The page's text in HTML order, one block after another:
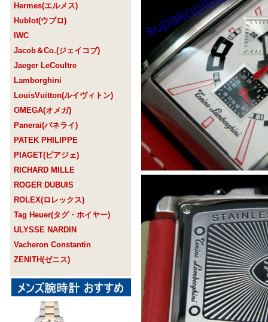
Hermes(エルメス)
Hublot(ウブロ)
IWC
Jacob＆Co.(ジェイコブ)
Jaeger LeCoultre
Lamborghini
LouisVuitton(ルイヴィトン)
OMEGA(オメガ)
Panerai(パネライ)
PATEK PHILIPPE
PIAGET(ピアジェ)
RICHARD MILLE
ROGER DUBUIS
ROLEX(ロレックス)
Tag Heuer(タグ・ホイヤー)
ULYSSE NARDIN
Vacheron Constantin
ZENITH(ゼニス)